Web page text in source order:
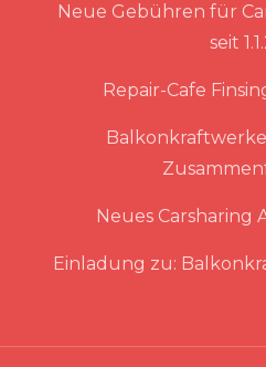
Neue Gebühren für
seit
Repair-Cafe
Neues Carsharing
Einladung zu: